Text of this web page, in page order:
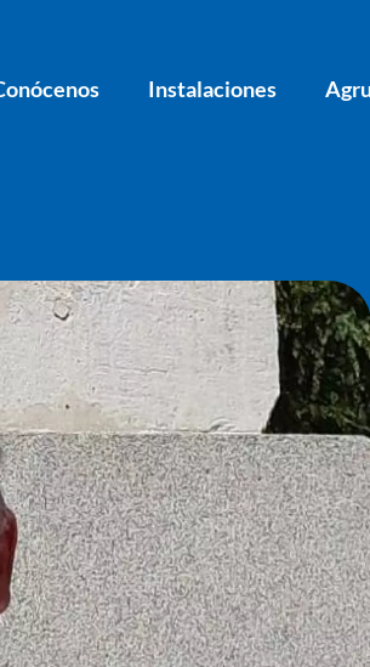
Instalaciones